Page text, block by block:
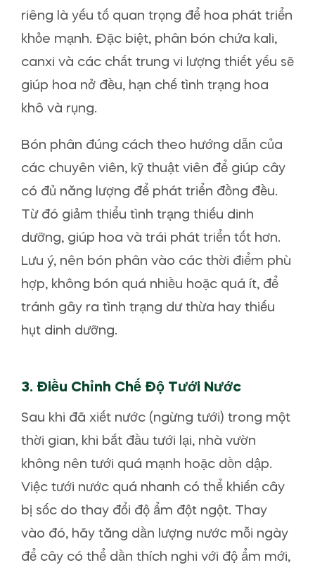
riêng là yếu tố quan trọng để hoa phát triển
khỏe mạnh. Đặc biệt, phân bón chứa kali,
canxi và các chất trung vi lượng thiết yếu sẽ
giúp hoa nở đều, hạn chế tình trạng hoa
khô và rụng.
Bón phân đúng cách theo hướng dẫn của
các chuyên viên, kỹ thuật viên để giúp cây
có đủ năng lượng để phát triển đồng đều.
Từ đó giảm thiểu tình trạng thiếu dinh
dưỡng, giúp hoa và trái phát triển tốt hơn.
Lưu ý, nên bón phân vào các thời điểm phù
hợp, không bón quá nhiều hoặc quá ít, để
tránh gây ra tình trạng dư thừa hay thiếu
hụt dinh dưỡng.
3. Điều Chỉnh Chế Độ Tưới Nước
Sau khi đã xiết nước (ngừng tưới) trong một
thời gian, khi bắt đầu tưới lại, nhà vườn
không nên tưới quá mạnh hoặc dồn dập.
Việc tưới nước quá nhanh có thể khiến cây
bị sốc do thay đổi độ ẩm đột ngột. Thay
vào đó, hãy tăng dần lượng nước mỗi ngày
để cây có thể dần thích nghi với độ ẩm mới,